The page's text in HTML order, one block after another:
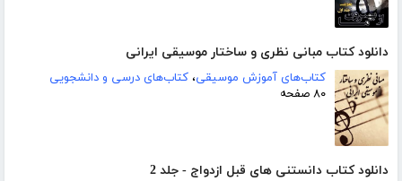
دانلود کتاب مبانی نظری و ساختار موسیقی ایرانی
کتاب‌های آموزش موسیقی، کتاب‌های درسی و دانشجویی
۸۰ صفحه
دانلود کتاب دانستنی های قبل ازدواج - جلد 2